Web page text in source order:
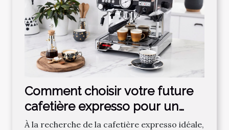
Comment choisir votre future
cafetière expresso pour un
café parfait ?
À la recherche de la cafetière expresso idéale,